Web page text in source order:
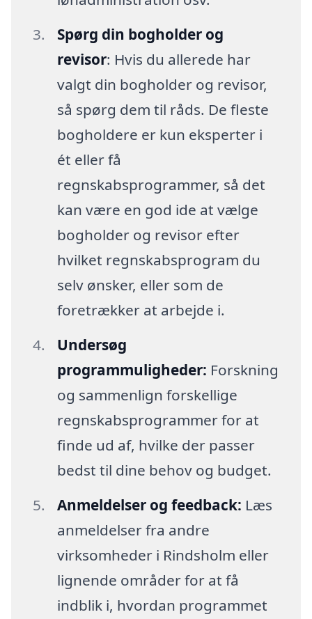
Spørg din bogholder og
revisor: Hvis du allerede har
valgt din bogholder og revisor,
så spørg dem til råds. De fleste
bogholdere er kun eksperter i
ét eller få
regnskabsprogrammer, så det
kan være en god ide at vælge
bogholder og revisor efter
hvilket regnskabsprogram du
selv ønsker, eller som de
foretrækker at arbejde i.
Undersøg
programmuligheder: Forskning
og sammenlign forskellige
regnskabsprogrammer for at
finde ud af, hvilke der passer
bedst til dine behov og budget.
Anmeldelser og feedback: Læs
anmeldelser fra andre
virksomheder i Rindsholm eller
lignende områder for at få
indblik i, hvordan programmet